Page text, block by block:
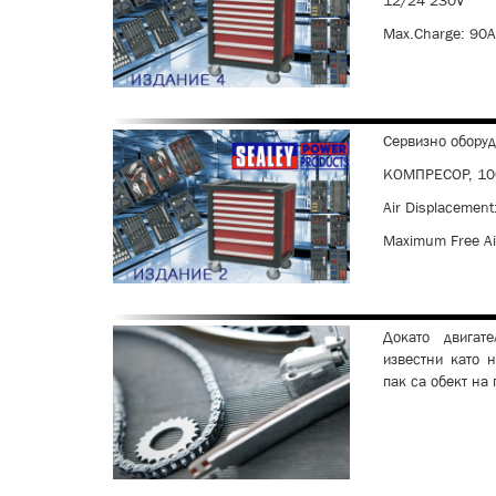
Max.Charge:
Сервизно
КОМПРЕСОР,
Air
Maximum Free
Докато
известни като
пак са обект на